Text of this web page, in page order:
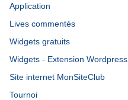
Application
Lives commentés
Widgets gratuits
Widgets - Extension Wordpress
Site internet MonSiteClub
Tournoi